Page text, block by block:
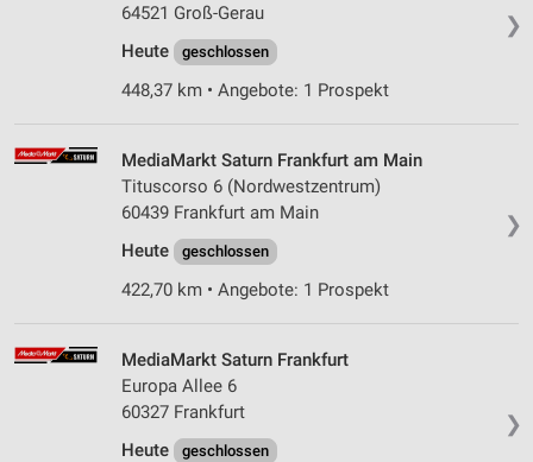
❯
64521 Groß-Gerau
Heute
geschlossen
448,37 km • Angebote: 1 Prospekt
❯
MediaMarkt Saturn Frankfurt am Main
Tituscorso 6 (Nordwestzentrum)
60439 Frankfurt am Main
Heute
geschlossen
422,70 km • Angebote: 1 Prospekt
❯
MediaMarkt Saturn Frankfurt
Europa Allee 6
60327 Frankfurt
Heute
geschlossen